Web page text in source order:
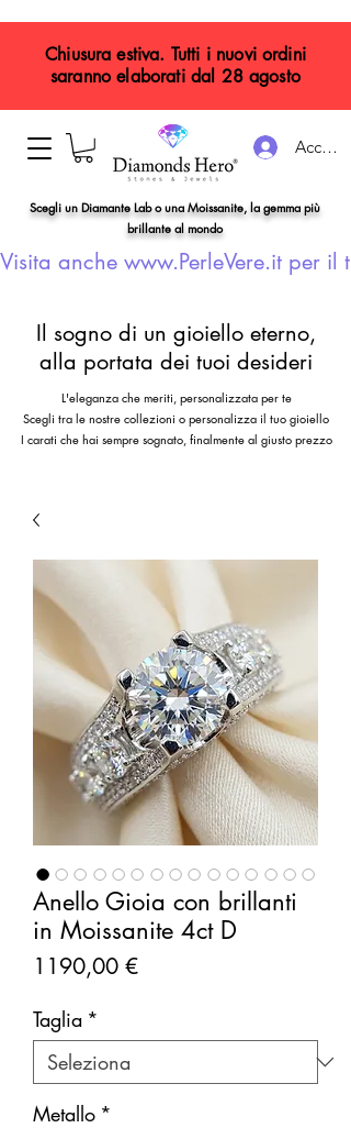
Accedi
Scegli un Diamante Lab o una Moissanite, la gemma più
brillante al mondo
Visita anche www.PerleVere.it per il
Chiusura estiva. Tutti i nuovi ordini
saranno elaborati dal 28 agosto
Il sogno di un gioiello eterno,
alla portata dei tuoi desideri
L'eleganza che meriti, personalizzata per te
Scegli tra le nostre collezioni o personalizza il tuo gioiello
I carati che hai sempre sognato, finalmente al giusto prezzo
Anello Gioia con brillanti
in Moissanite 4ct D
1190,00 €Prezzo
Taglia *
Metallo *